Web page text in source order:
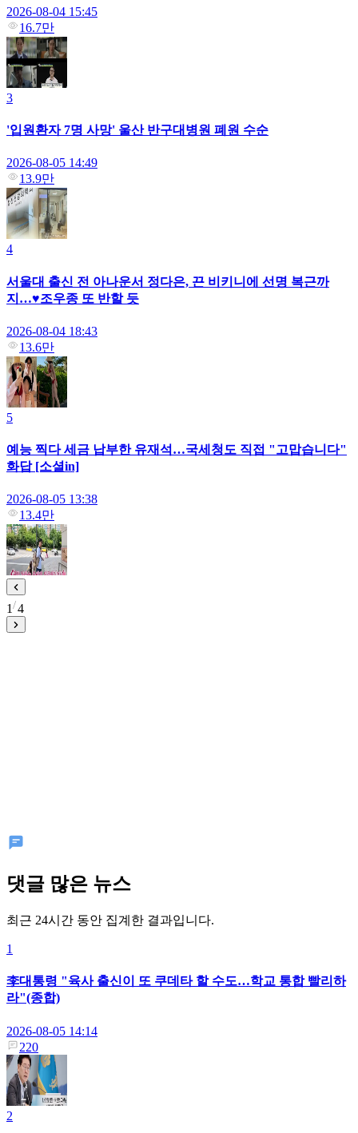
2026-08-04 15:45
16.7만
3
'입원환자 7명 사망' 울산 반구대병원 폐원 수순
2026-08-05 14:49
13.9만
4
서울대 출신 전 아나운서 정다은, 끈 비키니에 선명 복근까
지…♥조우종 또 반할 듯
2026-08-04 18:43
13.6만
5
예능 찍다 세금 납부한 유재석…국세청도 직접 "고맙습니다"
화답 [소셜in]
2026-08-05 13:38
13.4만
1 4
댓글 많은 뉴스
최근 24시간 동안 집계한 결과입니다.
1
李대통령 "육사 출신이 또 쿠데타 할 수도…학교 통합 빨리하
라"(종합)
2026-08-05 14:14
220
2